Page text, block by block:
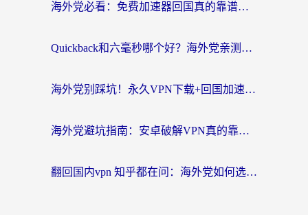
海外党必看：免费加速器回国真的靠谱吗？3步教你选到好用的归雁替代
Quickback和六毫秒哪个好？海外党亲测：选对回国加速器，无缝刷剧办公不再愁
海外党别踩坑！永久VPN下载+回国加速器选择指南，无缝刷国内剧游戏支付
海外党避坑指南：安卓破解VPN真的靠谱吗？教你选对回国加速器无缝刷国内资源
翻回国内vpn 知乎都在问：海外党如何选对加速器，无缝刷剧打游戏？